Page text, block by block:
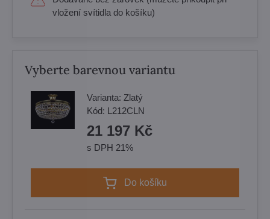
vložení svítidla do košíku)
Vyberte barevnou variantu
Varianta: Zlatý
Kód: L212CLN
21 197 Kč
s DPH 21%
Do košíku